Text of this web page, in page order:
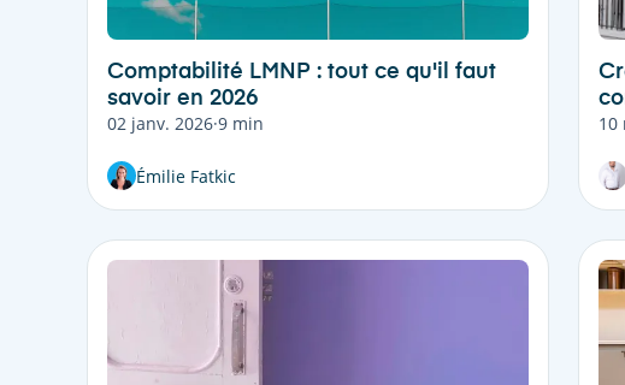
Comptabilité LMNP : tout ce qu'il faut
savoir en 2026
02 janv. 2026·9 min
Émilie Fatkic
10